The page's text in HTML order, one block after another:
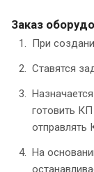
Заказ
При
Ставятся
готовить КП
отправлять
На